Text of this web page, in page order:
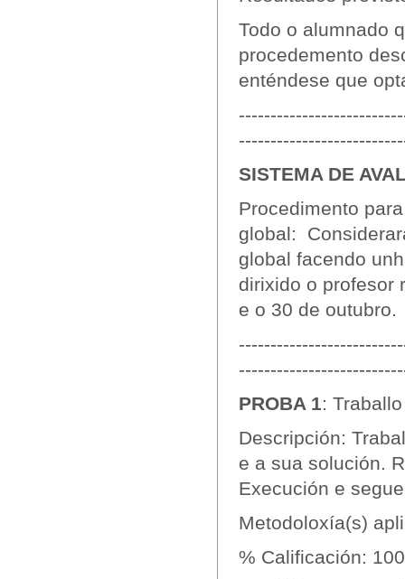
Todo o alumnado
procedemento
enténdese que
SISTEMA DE
Procedimento
global:
global facendo
dirixido o profesor
e o 30 de outubro.
PROBA 1: Traballo
Descripción:
e a sua solución.
Execución e
Metodoloxía(s)
% Calificación: